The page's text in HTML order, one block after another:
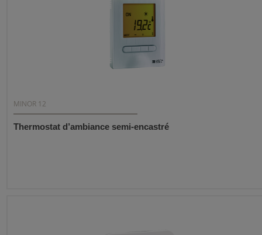
MINOR 12
Thermostat d’ambiance semi-encastré